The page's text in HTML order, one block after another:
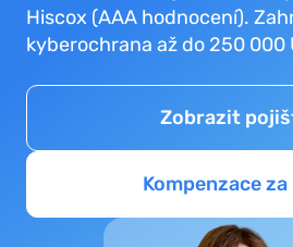
Hiscox (AAA hodnocení).
kyberochrana až do 250 000
Zobrazit
Kompenzace